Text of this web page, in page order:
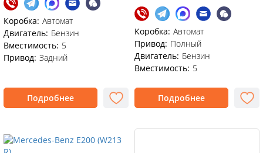
Коробка: Автомат
Двигатель: Бензин
Вместимость: 5
Привод: Задний
Подробнее
Коробка: Автомат
Привод: Полный
Двигатель: Бензин
Вместимость: 5
Подробнее